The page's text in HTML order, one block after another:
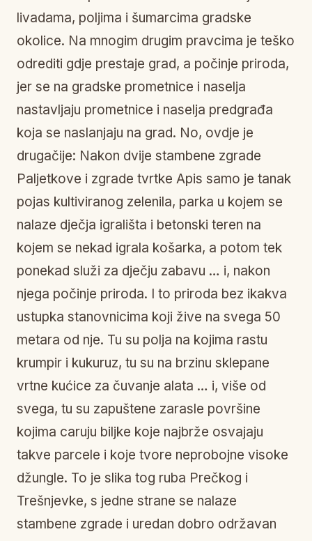
livadama, poljima i šumarcima gradske
okolice. Na mnogim drugim pravcima je teško
odrediti gdje prestaje grad, a počinje priroda,
jer se na gradske prometnice i naselja
nastavljaju prometnice i naselja predgrađa
koja se naslanjaju na grad. No, ovdje je
drugačije: Nakon dvije stambene zgrade
Paljetkove i zgrade tvrtke Apis samo je tanak
pojas kultiviranog zelenila, parka u kojem se
nalaze dječja igrališta i betonski teren na
kojem se nekad igrala košarka, a potom tek
ponekad služi za dječju zabavu … i, nakon
njega počinje priroda. I to priroda bez ikakva
ustupka stanovnicima koji žive na svega 50
metara od nje. Tu su polja na kojima rastu
krumpir i kukuruz, tu su na brzinu sklepane
vrtne kućice za čuvanje alata … i, više od
svega, tu su zapuštene zarasle površine
kojima caruju biljke koje najbrže osvajaju
takve parcele i koje tvore neprobojne visoke
džungle. To je slika tog ruba Prečkog i
Trešnjevke, s jedne strane se nalaze
stambene zgrade i uredan dobro održavan